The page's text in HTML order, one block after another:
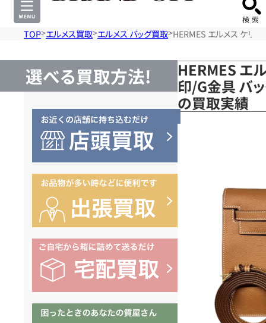
TOP エルメス買取 エルメス バッグ買取 HERMES エルメス ケリ
選べる買取方法!
HERMES エ
印/G金具 バ
の買取実績